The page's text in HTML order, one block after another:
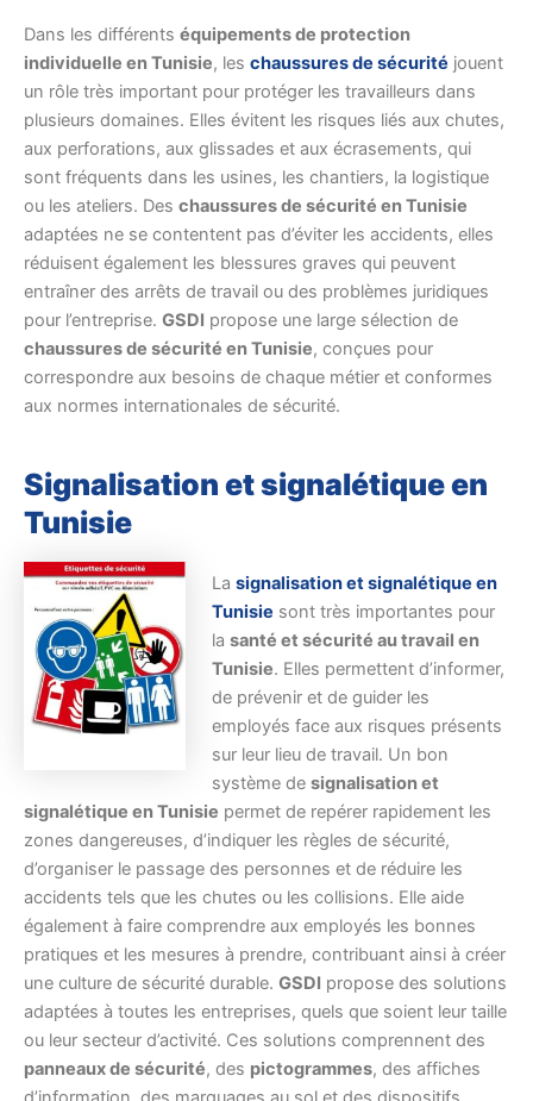
Dans les différents équipements de protection
individuelle en Tunisie, les chaussures de sécurité jouent
un rôle très important pour protéger les travailleurs dans
plusieurs domaines. Elles évitent les risques liés aux chutes,
aux perforations, aux glissades et aux écrasements, qui
sont fréquents dans les usines, les chantiers, la logistique
ou les ateliers. Des chaussures de sécurité en Tunisie
adaptées ne se contentent pas d’éviter les accidents, elles
réduisent également les blessures graves qui peuvent
entraîner des arrêts de travail ou des problèmes juridiques
pour l’entreprise. GSDI propose une large sélection de
chaussures de sécurité en Tunisie, conçues pour
correspondre aux besoins de chaque métier et conformes
aux normes internationales de sécurité.
Signalisation et signalétique en
Tunisie
La signalisation et signalétique en
Tunisie sont très importantes pour
la santé et sécurité au travail en
Tunisie. Elles permettent d’informer,
de prévenir et de guider les
employés face aux risques présents
sur leur lieu de travail. Un bon
système de signalisation et
signalétique en Tunisie permet de repérer rapidement les
zones dangereuses, d’indiquer les règles de sécurité,
d’organiser le passage des personnes et de réduire les
accidents tels que les chutes ou les collisions. Elle aide
également à faire comprendre aux employés les bonnes
pratiques et les mesures à prendre, contribuant ainsi à créer
une culture de sécurité durable. GSDI propose des solutions
adaptées à toutes les entreprises, quels que soient leur taille
ou leur secteur d’activité. Ces solutions comprennent des
panneaux de sécurité, des pictogrammes, des affiches